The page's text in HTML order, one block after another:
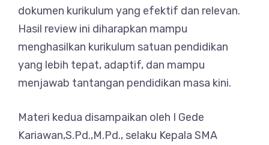
dokumen kurikulum yang efektif dan relevan.
Hasil review ini diharapkan mampu
menghasilkan kurikulum satuan pendidikan
yang lebih tepat, adaptif, dan mampu
menjawab tantangan pendidikan masa kini.
Materi kedua disampaikan oleh I Gede
Kariawan,S.Pd.,M.Pd., selaku Kepala SMA